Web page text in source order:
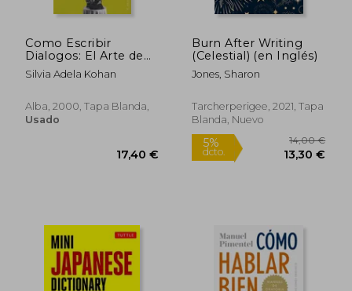
5%
dcto. 9,22 €
Rápido
5%
dcto.
Como Escribir
Dialogos: El Arte de
Desarrollar el Dialogo
en la n Ovela o el
Silvia Adela Kohan
Alba, 2000, Tapa Blanda,
Usado
Burn After Writing
(Celestial) (en Inglés)
Jones, Sharon
Tarcherperigee, 2021, Tapa
Blanda, Nuevo